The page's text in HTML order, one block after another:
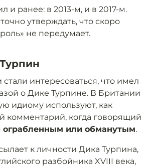
и ранее: в 2013-м, и в 2017-м.
утверждать, что скоро
не передумает.
интересоваться, что имел
о Дике Турпине. В Британии
идиому используют, как
комментарий, когда говорящий
ограбленным или обманутым.
к личности Дика Турпина,
разбойника XVIII века,